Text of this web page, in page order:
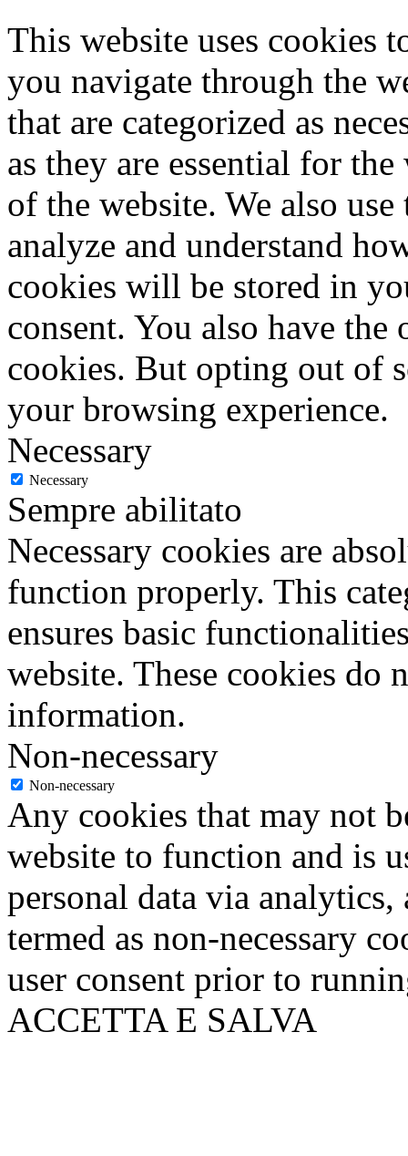
This website uses cookies
you navigate through the
that are categorized as
as they are essential for
of the website. We also
analyze and understand
cookies will be stored in
consent. You also have
cookies. But opting out of
your browsing experience.
Necessary
Necessary
Sempre abilitato
Necessary cookies are
function properly. This
ensures basic
website. These cookies do
information.
Non-necessary
Non-necessary
Any cookies that may not
website to function and is
personal data via analytics,
termed as non-necessary
user consent prior to
ACCETTA E SALVA